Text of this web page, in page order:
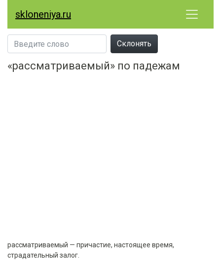
skloneniya.ru
Склонять
«рассматриваемый» по падежам
рассматриваемый — причастие, настоящее время,
страдательный залог.